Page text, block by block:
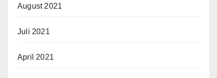
August 2021
Juli 2021
April 2021